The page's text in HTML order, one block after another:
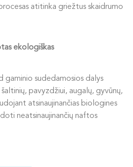
atitinka griežtus skaidrumo
ekologiškas
gaminio sudedamosios dalys
pavyzdžiui, augalų, gyvūnų,
atsinaujinančias biologines
neatsinaujinančių naftos